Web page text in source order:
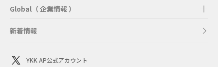
Global（ 企業情報 ）
新着情報
YKK AP公式アカウント